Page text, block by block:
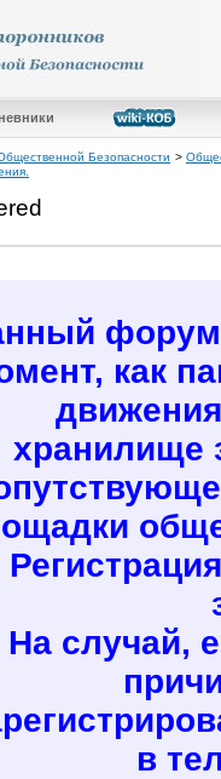
Безопасности >
форум
как
хранилище
На случай,
в